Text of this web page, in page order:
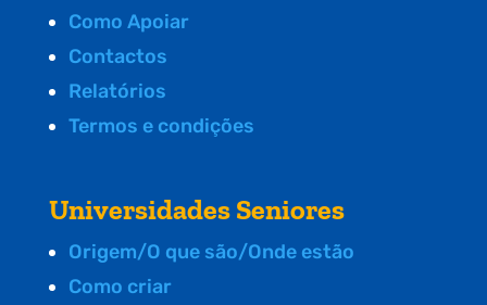
Como Apoiar
Contactos
Relatórios
Termos e condições
Universidades Seniores
Origem/O que são/Onde estão
Como criar